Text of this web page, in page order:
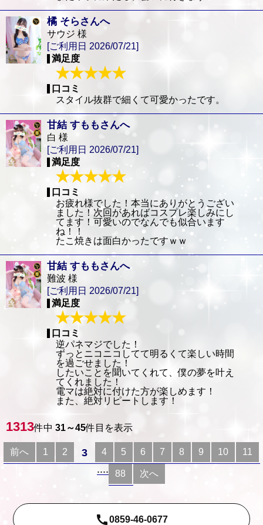
橘 そらさんへ
サウジ 様
[ご利用日 2026/07/21]
満足度
口コミ
スタイル抜群で細くて可愛かったです。
甘結 すももさんへ
白 様
[ご利用日 2026/07/21]
満足度
口コミ
お疲れ様でした！本当にありがとうござい
ました！次回があればコスプレ楽しみにし
てます！可愛いのでなんでも似合います
ね！！
たこ焼きは面白かったですｗｗ
甘結 すももさんへ
難波 様
[ご利用日 2026/07/21]
満足度
口コミ
逆パネマジでした！
ずっとニコニコしてて明るくて楽しい時間
を過ごせました！
したいことを聞いてくれて、僕の夢を叶え
てくれました！
電マは絶対に付けた方が楽しめます！
また、絶対リピートします！
1313件中 31～45件目を表示
前へ 1 2 3 4 5 6 7 8 9 10 11
.... 88 次へ
call0859-46-0677